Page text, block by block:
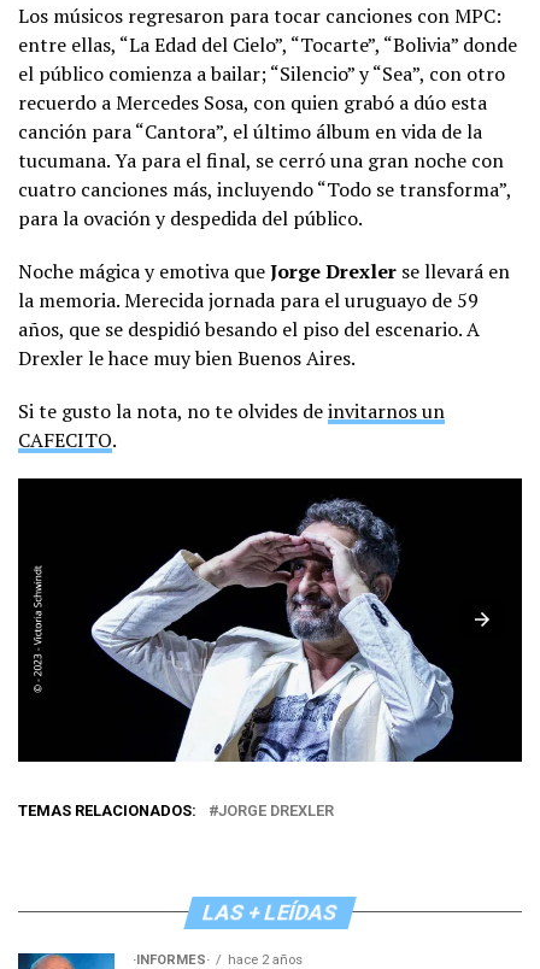
Los músicos regresaron para tocar canciones con MPC:
entre ellas, “La Edad del Cielo”, “Tocarte”, “Bolivia” donde
el público comienza a bailar; “Silencio” y “Sea”, con otro
recuerdo a Mercedes Sosa, con quien grabó a dúo esta
canción para “Cantora”, el último álbum en vida de la
tucumana. Ya para el final, se cerró una gran noche con
cuatro canciones más, incluyendo “Todo se transforma”,
para la ovación y despedida del público.
Noche mágica y emotiva queJorge Drexler se llevará en
la memoria. Merecida jornada para el uruguayo de 59
años, que se despidió besando el piso del escenario. A
Drexler le hace muy bien Buenos Aires.
Si te gusto la nota, no te olvides deinvitarnos un
CAFECITO.
TEMAS RELACIONADOS: JORGE DREXLER
LAS + LEÍDAS
·INFORMES· hace 2 años